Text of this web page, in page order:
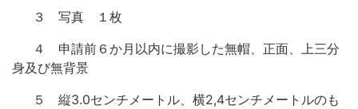
３ 写真 １枚
４ 申請前６か月以内に撮影した無帽、正面、上三分
身及び無背景
５ 縦3.0センチメートル、横2,4センチメートルのも